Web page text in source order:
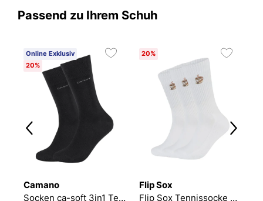
Passend zu Ihrem Schuh
Online Exklusiv
20%
Camano
Socken ca-soft 3in1 Tencel Wolle Bambus
20%
Flip Sox
Flip Sox Tennissocke mit Motiv Flip Sox Tennissocke mit Motiv